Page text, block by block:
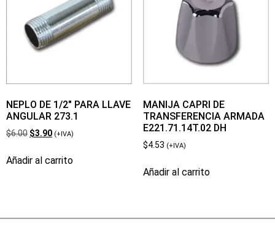
NEPLO DE 1/2″ PARA LLAVE
ANGULAR 273.1
$6.00 $3.90 (+IVA)
Añadir al carrito
MANIJA CAPRI DE
TRANSFERENCIA ARMADA
E221.71.14T.02 DH
$4.53 (+IVA)
Añadir al carrito